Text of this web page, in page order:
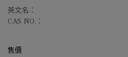
英文名：
CAS NO.：
售價